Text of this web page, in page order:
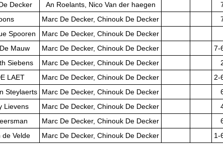
Decker An Roelants, Nico Van der haegen
Marc De Decker, Chinouk De Decker
Spooren
Marc De Decker, Chinouk De Decker
Mauw Marc De Decker, Chinouk De Decker
7-
Siebens Marc De Decker, Chinouk De Decker
LAET Marc De Decker, Chinouk De Decker
2-
Steylaerts Marc De Decker, Chinouk De Decker
Lievens Marc De Decker, Chinouk De Decker
Marc De Decker, Chinouk De Decker
de Velde Marc De Decker, Chinouk De Decker 1-